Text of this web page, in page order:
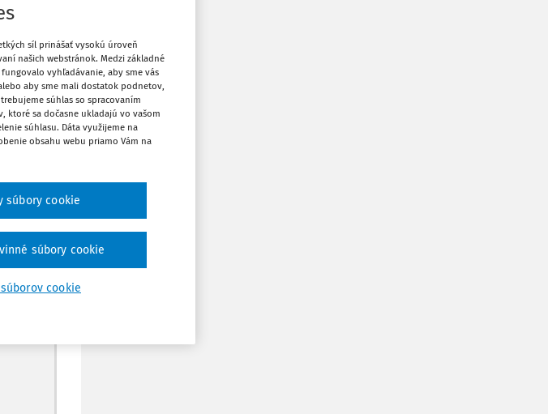
sa
Vytlačiť
Obľúbené
Stiahnuť
síl prinášať vysokú úroveň
našich webstránok. Medzi základné
vyhľadávanie, aby sme vás
aby sme mali dostatok podnetov,
súhlas so spracovaním
ktoré sa dočasne ukladajú vo vašom
súhlasu. Dáta využijeme na
obsahu webu priamo Vám na
cookie
súbory cookie
súbory cookie